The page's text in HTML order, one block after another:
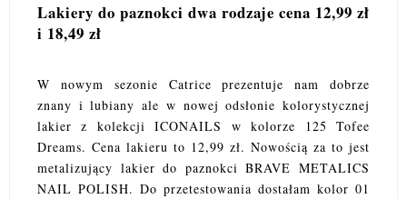
Lakiery do paznokci dwa rodzaje cena 12,99 zł
i 18,49 zł
W nowym sezonie Catrice prezentuje nam dobrze
znany i lubiany ale w nowej odsłonie kolorystycznej
lakier z kolekcji ICONAILS w kolorze 125 Tofee
Dreams. Cena lakieru to 12,99 zł. Nowością za to jest
metalizujący lakier do paznokci BRAVE METALICS
NAIL POLISH. Do przetestowania dostałam kolor 01